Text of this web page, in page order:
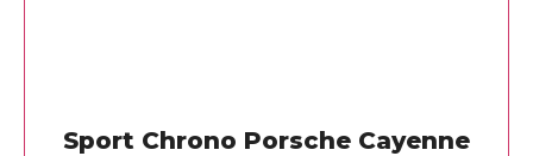
Sport Chrono Porsche Cayenne